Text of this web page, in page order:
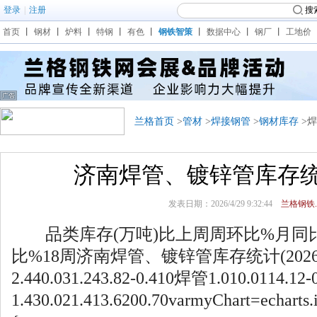
登录 注册 搜
首页 钢材 炉料 特钢 有色 钢铁智策 数据中心 钢厂 工地价
兰格首页 >管材 >焊接钢管 >钢材库存 >
济南焊管、镀锌管库存
发表日期：2026/4/29 9:32:44兰格钢铁.
品类库存(万吨)比上周周环比%月同
比%18周济南焊管、镀锌管库存统计
2.440.031.243.82-0.410焊管